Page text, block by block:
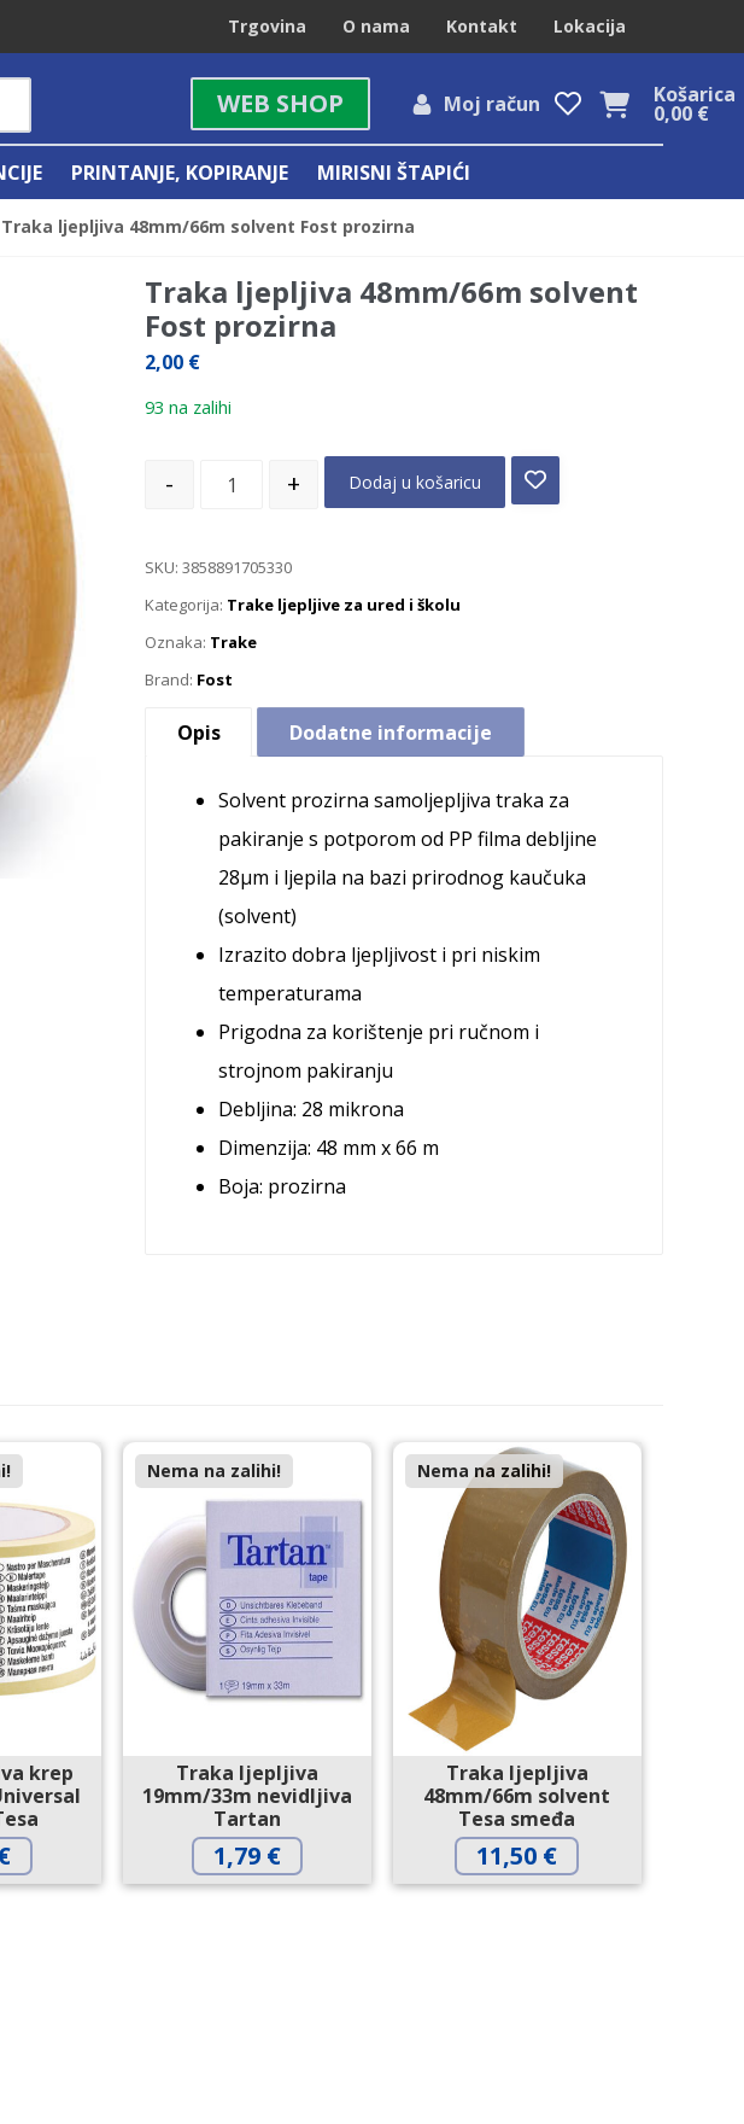
Trgovina O nama Kontakt Lokacija
Košarica
0,00 €
Moj račun
WEB SHOP
PRINTANJE, KOPIRANJE MIRISNI ŠTAPIĆI
Traka ljepljiva 48mm/66m solvent Fost prozirna
Traka ljepljiva 48mm/66m solvent
Fost prozirna
2,00 €
93 na zalihi
- + Dodaj u košaricu
SKU:3858891705330
Kategorija: Trake ljepljive za ured i školu
Oznaka: Trake
Brand: Fost
Opis Dodatne informacije
Solvent prozirna samoljepljiva traka za
pakiranje s potporom od PP filma debljine
28µm i ljepila na bazi prirodnog kaučuka
(solvent)
Izrazito dobra ljepljivost i pri niskim
temperaturama
Prigodna za korištenje pri ručnom i
strojnom pakiranju
Debljina: 28 mikrona
Dimenzija: 48 mm x 66 m
Boja: prozirna
krep
Nema na zalihi!
Traka ljepljiva
19mm/33m nevidljiva
Tartan
1,79 €
Nema na zalihi!
Traka ljepljiva
48mm/66m solvent
Tesa smeđa
11,50 €